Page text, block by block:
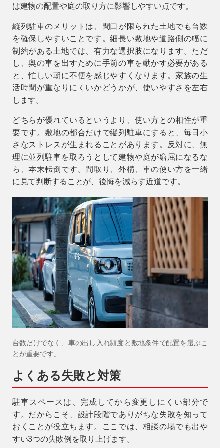
は建物の配置や庭の取り方に影響しやすい点です。
縦列駐車のメリットは、間口が限られた土地でも台数
を確保しやすいことです。細長い敷地や道路側の幅に
制約がある土地では、有力な選択肢になります。ただ
し、奥の車を出すために手前の車を動かす必要がある
と、忙しい朝に不便を感じやすくなります。家族の生
活時間が重なりにくいかどうかが、使いやすさを左右
します。
どちらが優れているというより、使い方との相性が重
要です。敷地の都合だけで縦列駐車にすると、毎日小
さなストレスが生まれることがあります。反対に、無
理に並列駐車を取ろうとして建物や庭が窮屈になるな
ら、本末転倒です。間取り、外構、車の使い方を一緒
に見て判断することが、後悔を減らす近道です。
台数だけでなく、車の出し入れ頻度と敷地条件で配置を選ぶこ
とが重要です。
よくある失敗と対策
駐車スペースは、完成してから変更しにくい部分で
す。だからこそ、設計段階でありがちな失敗を知って
おくことが役立ちます。ここでは、相談の場でも出や
すい3つの失敗例を取り上げます。